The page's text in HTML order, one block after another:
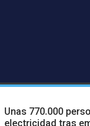
Unas 770.000
electricidad tras